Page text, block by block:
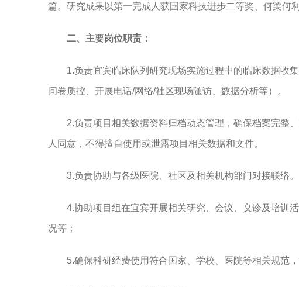
篇。研究成果以第一完成人获国家科技进步二等奖、何梁何
二、主要岗位职责：
1.负责宜宾临床队列研究现场实施过程中的临床数据收
问卷质控、开展电话/网络/社区现场随访、数据分析等）。
2.负责项目相关数据资料归档动态管理，确保档案完整
人同意，不得擅自使用或泄露项目相关数据和文件。
3.负责协助与各级医院、社区及相关机构部门对接联络。
4.协助项目组在宜宾开展相关研究、会议、义诊及培训
况等；
5.确保科研经费使用符合国家、学校、医院等相关规范